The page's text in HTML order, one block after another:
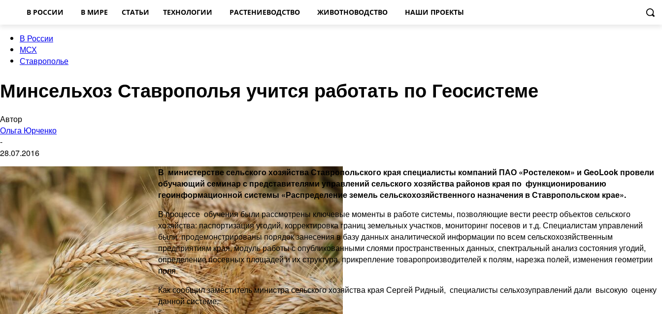
В РОССИИ В МИРЕ СТАТЬИ ТЕХНОЛОГИИ РАСТЕНИЕВОДСТВО ЖИВОТНОВОДСТВО НАШИ ПРОЕКТЫ
В России
МСХ
Ставрополье
Минсельхоз Ставрополья учится работать по Геосистеме
Автор
Ольга Юрченко
-
28.07.2016
В министерстве сельского хозяйства Ставропольского края специалисты компаний ПАО «Ростелеком» и GeoLook провели
обучающий семинар с представителями управлений сельского хозяйства районов края по функционированию
геоинформационной системы «Распределение земель сельскохозяйственного назначения в Ставропольском крае».
В процессе обучения были рассмотрены ключевые моменты в работе системы, позволяющие вести реестр объектов сельского
хозяйства: паспортизация угодий, корректировка границ земельных участков, мониторинг посевов и т.д. Специалистам управлений
были продемонстрированы порядок занесения в базу данных аналитической информации по всем сельскохозяйственным
предприятиям края, модуль работы с опубликованными слоями пространственных данных, спектральный анализ состояния угодий,
определение посевных площадей и их структура, прикрепление товаропроизводителей к полям, нарезка полей, изменения геометрии
поля.
Как сообщил заместитель министра сельского хозяйства края Сергей Ридный, специалисты сельхозуправлений дали высокую оценку
данной системе.